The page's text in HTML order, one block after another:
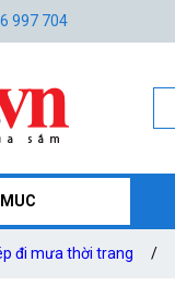
997 704
đi mưa thời trang /